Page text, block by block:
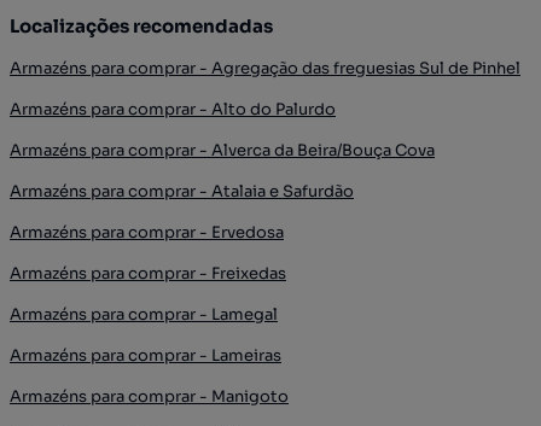
Localizações recomendadas
Armazéns para comprar - Agregação das freguesias Sul de Pinhel
Armazéns para comprar - Alto do Palurdo
Armazéns para comprar - Alverca da Beira/Bouça Cova
Armazéns para comprar - Atalaia e Safurdão
Armazéns para comprar - Ervedosa
Armazéns para comprar - Freixedas
Armazéns para comprar - Lamegal
Armazéns para comprar - Lameiras
Armazéns para comprar - Manigoto